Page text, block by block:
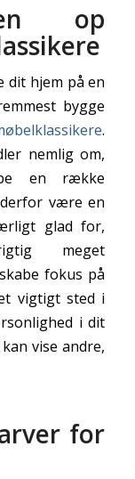
op
dit hjem på en
bygge
.
nemlig om,
en række
være en
glad for,
meget
fokus på
vigtigt sted i
i dit
vise andre,
for